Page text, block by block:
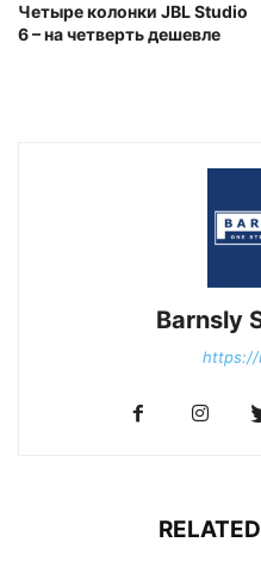
Четыре колонки JBL Studio
6 – на четверть дешевле
Barnsly
https://